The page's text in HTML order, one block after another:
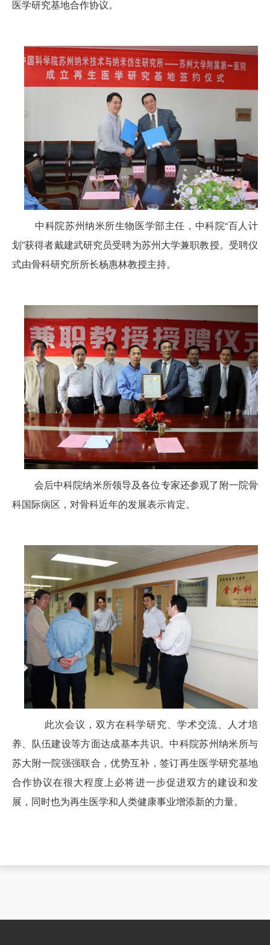
医学研究基地合作协议。
中科院苏州纳米所生物医学部主任，中科院“百人计
划”获得者戴建武研究员受聘为苏州大学兼职教授。受聘仪
式由骨科研究所所长杨惠林教授主持。
会后中科院纳米所领导及各位专家还参观了附一院骨
科国际病区，对骨科近年的发展表示肯定。
此次会议，双方在科学研究、学术交流、人才培
养、队伍建设等方面达成基本共识。中科院苏州纳米所与
苏大附一院强强联合，优势互补，签订再生医学研究基地
合作协议在很大程度上必将进一步促进双方的建设和发
展，同时也为再生医学和人类健康事业增添新的力量。